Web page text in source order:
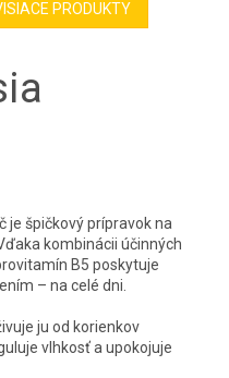
PRODUKTY
je špičkový prípravok na
kombinácii účinných
B5 poskytuje
– na celé dni.
ju od korienkov
vlhkosť a upokojuje